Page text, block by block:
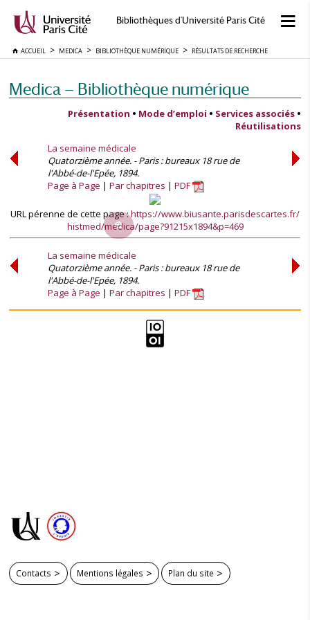
Bibliothèques d'Université Paris Cité
ACCUEIL MEDICA BIBLIOTHÈQUE NUMÉRIQUE RÉSULTATS DE RECHERCHE
Medica — Bibliothèque numérique
Présentation • Mode d’emploi • Services associés •
Réutilisations
La semaine médicale
Quatorzième année. - Paris : bureaux 18 rue de
l'Abbé-de-l'Epée, 1894.
Page à Page
Par chapitres PDF
URL pérenne de cette page :https://www.biusante.parisdescartes.fr/
histmed/medica/page?91215x1894&p=469
La semaine médicale
Quatorzième année. - Paris : bureaux 18 rue de
l'Abbé-de-l'Epée, 1894.
Page à Page
Par chapitres PDF
Contacts Mentions légales Plan du site